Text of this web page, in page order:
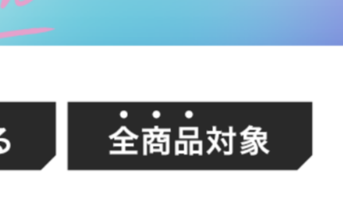
ェア 勉強 大人 サイドラック リビング 子供部屋 2人用 二人 4
イズ感で、子ども部屋やリビングにもすっきり収まります。
るラックや広々とした天板で、使い勝手も抜群。シンプルで
め、大人になっても長く愛用できます。